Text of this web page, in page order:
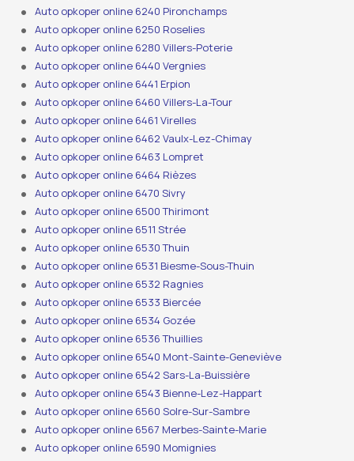
Auto opkoper online 6240 Pironchamps
Auto opkoper online 6250 Roselies
Auto opkoper online 6280 Villers-Poterie
Auto opkoper online 6440 Vergnies
Auto opkoper online 6441 Erpion
Auto opkoper online 6460 Villers-La-Tour
Auto opkoper online 6461 Virelles
Auto opkoper online 6462 Vaulx-Lez-Chimay
Auto opkoper online 6463 Lompret
Auto opkoper online 6464 Rièzes
Auto opkoper online 6470 Sivry
Auto opkoper online 6500 Thirimont
Auto opkoper online 6511 Strée
Auto opkoper online 6530 Thuin
Auto opkoper online 6531 Biesme-Sous-Thuin
Auto opkoper online 6532 Ragnies
Auto opkoper online 6533 Biercée
Auto opkoper online 6534 Gozée
Auto opkoper online 6536 Thuillies
Auto opkoper online 6540 Mont-Sainte-Geneviève
Auto opkoper online 6542 Sars-La-Buissière
Auto opkoper online 6543 Bienne-Lez-Happart
Auto opkoper online 6560 Solre-Sur-Sambre
Auto opkoper online 6567 Merbes-Sainte-Marie
Auto opkoper online 6590 Momignies